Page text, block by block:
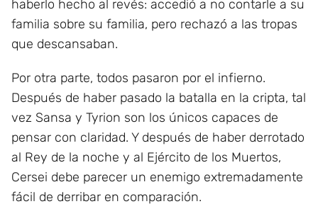
haberlo hecho al revés: accedió a no contarle a su
familia sobre su familia, pero rechazó a las tropas
que descansaban.
Por otra parte, todos pasaron por el infierno.
Después de haber pasado la batalla en la cripta, tal
vez Sansa y Tyrion son los únicos capaces de
pensar con claridad. Y después de haber derrotado
al Rey de la noche y al Ejército de los Muertos,
Cersei debe parecer un enemigo extremadamente
fácil de derribar en comparación.